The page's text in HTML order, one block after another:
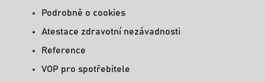
Podrobně o cookies
Atestace zdravotní nezávadnosti
Reference
VOP pro spotřebitele